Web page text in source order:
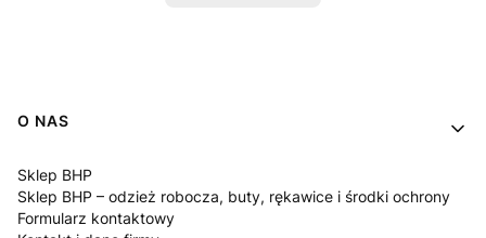
Linki w stopce
O NAS
Sklep BHP
Sklep BHP – odzież robocza, buty, rękawice i środki ochrony
Formularz kontaktowy